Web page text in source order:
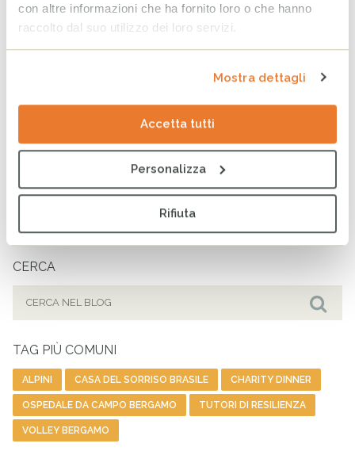
con altre informazioni che ha fornito loro o che hanno
raccolto dal suo utilizzo dei loro servizi.
Mostra dettagli
Accetta tutti
Personalizza
Rifiuta
CESVI apre il canale ufficiale
su WhatsApp
Bando Servizio Civile 2026:
aperte le candidature
4 MARZO 2026
CERCA
TAG PIÙ COMUNI
ALPINI CASA DEL SORRISO BRASILE CHARITY DINNER
OSPEDALE DA CAMPO BERGAMO TUTORI DI RESILIENZA
VOLLEY BERGAMO